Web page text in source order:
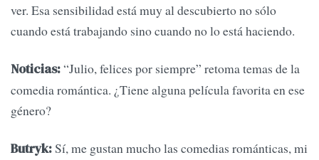
ver. Esa sensibilidad está muy al descubierto no sólo
cuando está trabajando sino cuando no lo está haciendo.
Noticias:“Julio, felices por siempre” retoma temas de la
comedia romántica. ¿Tiene alguna película favorita en ese
género?
Butryk:Sí, me gustan mucho las comedias románticas, mi